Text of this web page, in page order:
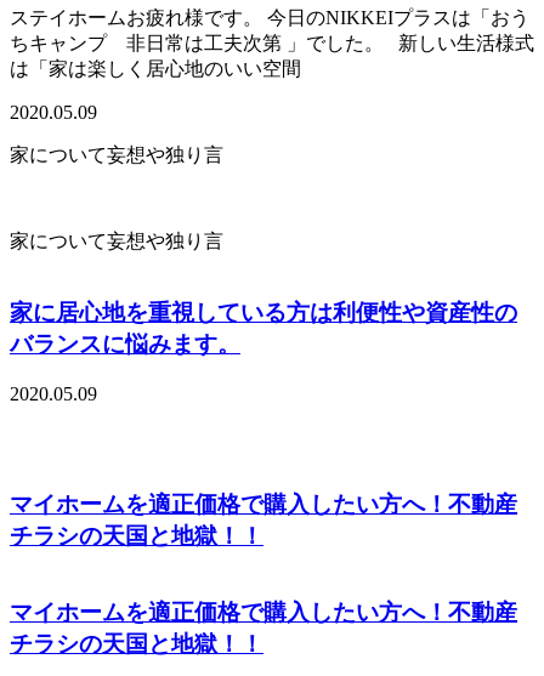
ステイホームお疲れ様です。 今日のNIKKEIプラスは「おう
ちキャンプ 非日常は工夫次第 」でした。 新しい生活様式
は「家は楽しく居心地のいい空間
2020.05.09
家について妄想や独り言
家について妄想や独り言
家に居心地を重視している方は利便性や資産性の
バランスに悩みます。
2020.05.09
マイホームを適正価格で購入したい方へ！不動産
チラシの天国と地獄！！
マイホームを適正価格で購入したい方へ！不動産
チラシの天国と地獄！！